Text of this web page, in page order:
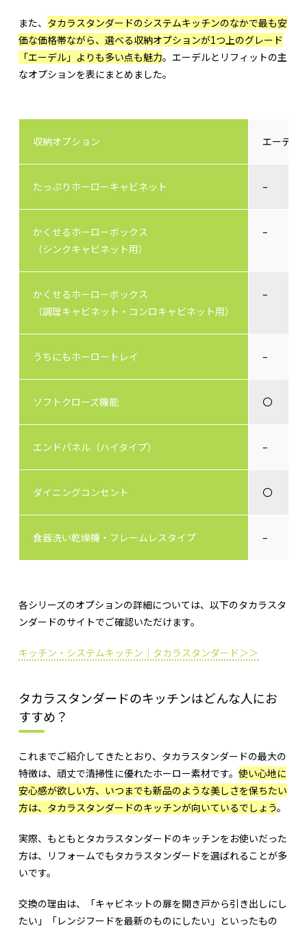
また、 タカラスタンダードのシステムキッチンのなかで最も安
価な価格帯ながら、選べる収納オプションが1つ上のグレード
「エーデル」よりも多い点も魅力。エーデルとリフィットの主
なオプションを表にまとめました。
収納オプション エーデル
たっぷりホーローキャビネット –
かくせるホーローボックス
（シンクキャビネット用）
–
かくせるホーローボックス
（調理キャビネット・コンロキャビネット用）
–
うちにもホーロートレイ –
ソフトクローズ機能 〇
エンドパネル（ハイタイプ） –
ダイニングコンセント 〇
食器洗い乾燥機・フレームレスタイプ –
各シリーズのオプションの詳細については、以下のタカラスタ
ンダードのサイトでご確認いただけます。
キッチン・システムキッチン｜タカラスタンダード＞＞
タカラスタンダードのキッチンはどんな人にお
すすめ？
これまでご紹介してきたとおり、タカラスタンダードの最大の
特徴は、頑丈で清掃性に優れたホーロー素材です。 使い心地に
安心感が欲しい方、いつまでも新品のような美しさを保ちたい
方は、タカラスタンダードのキッチンが向いているでしょう。
実際、もともとタカラスタンダードのキッチンをお使いだった
方は、リフォームでもタカラスタンダードを選ばれることが多
いです。
交換の理由は、「キャビネットの扉を開き戸から引き出しにし
たい」「レンジフードを最新のものにしたい」といったもの